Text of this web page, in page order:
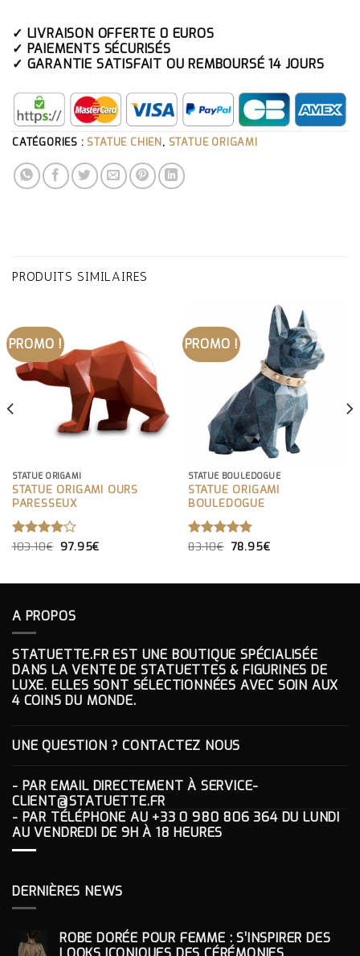
✓ LIVRAISON OFFERTE 0 EUROS
✓ PAIEMENTS SÉCURISÉS
✓ GARANTIE SATISFAIT OU REMBOURSÉ 14 JOURS
CATÉGORIES : STATUE CHIEN, STATUE ORIGAMI
PRODUITS SIMILAIRES
PROMO !
STATUE ORIGAMI
STATUE ORIGAMI OURS
PARESSEUX
NOTE
103.10€ LE
103.10€.
97.95€
97.95€.
PROMO !
STATUE BOULEDOGUE
STATUE ORIGAMI
BOULEDOGUE
NOTE 5.00
83.10€ LE
83.10€.
78.95€LE
78.95€.
A PROPOS
STATUETTE.FR EST UNE BOUTIQUE SPÉCIALISÉE
DANS LA VENTE DE STATUETTES & FIGURINES DE
LUXE. ELLES SONT SÉLECTIONNÉES AVEC SOIN AUX
4 COINS DU MONDE.
UNE QUESTION ? CONTACTEZ NOUS
- PAR EMAIL DIRECTEMENT À SERVICE-
CLIENT@STATUETTE.FR
- PAR TÉLÉPHONE AU +33 0 980 806 364DU LUNDI
AU VENDREDI DE 9H À 18 HEURES
DERNIÈRES NEWS
ROBE DORÉE POUR FEMME : S’INSPIRER DES